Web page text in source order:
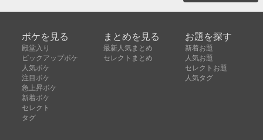
ボケを見る
殿堂入り
ピックアップボケ
人気ボケ
注目ボケ
急上昇ボケ
新着ボケ
セレクト
タグ
まとめを見る
最新人気まとめ
セレクトまとめ
お題を探す
新着お題
人気お題
セレクトお題
人気タグ